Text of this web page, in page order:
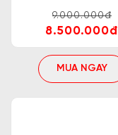
8D7L0A
9.000.000đ
8.500.000đ
MUA NGAY